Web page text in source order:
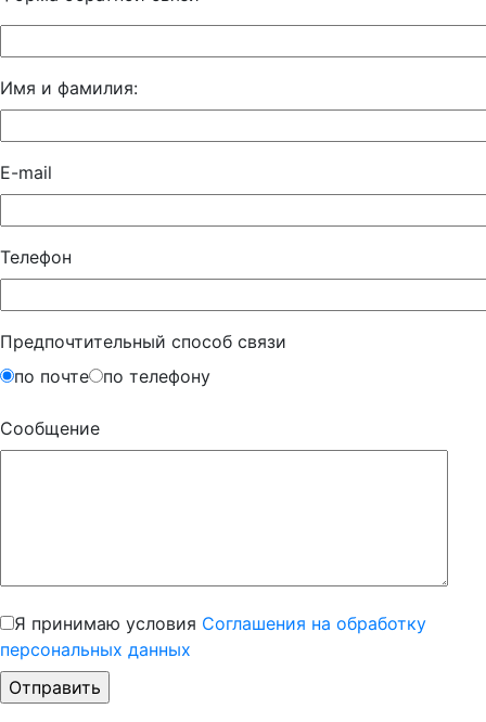
Имя и фамилия:
E-mail
Телефон
Предпочтительный способ связи
по почте
по телефону
Сообщение
Я принимаю условия Соглашения на обработку
персональных данных